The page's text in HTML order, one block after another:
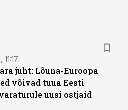
juht: Lõuna-Euroopa
võivad tuua Eesti
uusi ostjaid